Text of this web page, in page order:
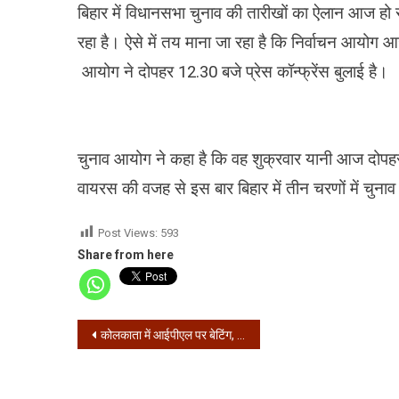
बिहार में विधानसभा चुनाव की तारीखों का ऐलान
रहा है। ऐसे में तय माना जा रहा है कि निर्वाचन आयोग
आयोग ने दोपहर 12.30 बजे प्रेस कॉन्फ्रेंस बुलाई है।
चुनाव आयोग ने कहा है कि वह शुक्रवार यानी आज
वायरस की वजह से इस बार बिहार में तीन चरणों में
Post Views: 593
Share from here
Post
कोलकाता में आईपीएल पर बेटिंग, 9 गिरफ्तार